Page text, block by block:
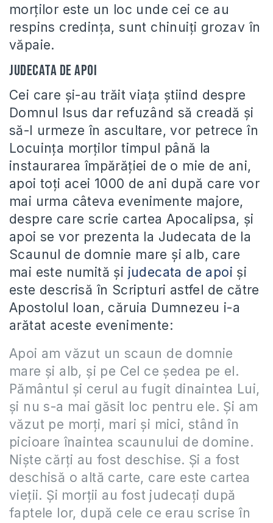
morţilor este un loc unde cei ce au
respins credinţa, sunt chinuiţi grozav în
văpaie.
Judecata de apoi
Cei care şi-au trăit viaţa ştiind despre
Domnul Isus dar refuzând să creadă şi
să-I urmeze în ascultare, vor petrece în
Locuinţa morţilor timpul până la
instaurarea împărăţiei de o mie de ani,
apoi toţi acei 1000 de ani după care vor
mai urma câteva evenimente majore,
despre care scrie cartea Apocalipsa, şi
apoi se vor prezenta la Judecata de la
Scaunul de domnie mare şi alb, care
mai este numită şi judecata de apoi şi
este descrisă în Scripturi astfel de către
Apostolul Ioan, căruia Dumnezeu i-a
arătat aceste evenimente:
Apoi am văzut un scaun de domnie
mare şi alb, şi pe Cel ce şedea pe el.
Pământul şi cerul au fugit dinaintea Lui,
şi nu s-a mai găsit loc pentru ele. Şi am
văzut pe morţi, mari şi mici, stând în
picioare înaintea scaunului de domine.
Nişte cărţi au fost deschise. Şi a fost
deschisă o altă carte, care este cartea
vieţii. Şi morţii au fost judecaţi după
faptele lor, după cele ce erau scrise în